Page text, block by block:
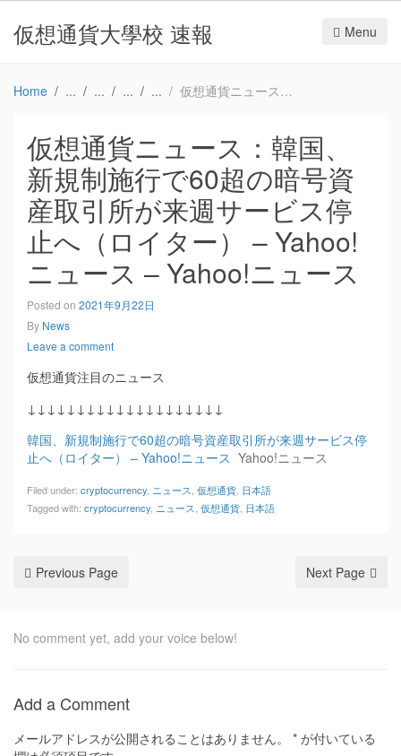
仮想通貨大學校 速報 Menu
Home 仮想通貨ニュース：韓国、新規制施行で60超の暗号資産取引所が来週サービス停止へ（ロイター） – Yahoo!ニュース – Yahoo!ニュース
仮想通貨ニュース：韓国、
新規制施行で60超の暗号資
産取引所が来週サービス停
止へ（ロイター） – Yahoo!
ニュース – Yahoo!ニュース
Posted on 2021年9月22日
By News
Leave a comment
仮想通貨注目のニュース
↓↓↓↓↓↓↓↓↓↓↓↓↓↓↓↓↓↓↓↓
韓国、新規制施行で60超の暗号資産取引所が来週サービス停
止へ（ロイター） – Yahoo!ニュース Yahoo!ニュース
Filed under: cryptocurrency ニュース 仮想通貨 日本語
Tagged with: cryptocurrency ニュース 仮想通貨 日本語
Previous Page Next Page
No comment yet, add your voice below!
Add a Comment
メールアドレスが公開されることはありません。 * が付いている